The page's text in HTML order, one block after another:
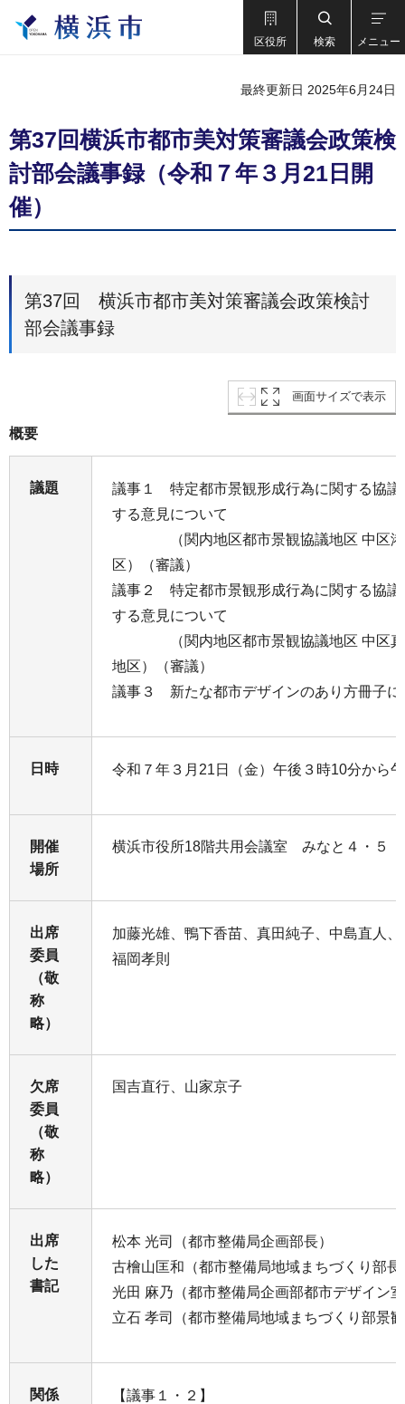
区役所 検索 メニュー
最終更新日 2025年6月24日
第37回横浜市都市美対策審議会政策検
討部会議事録（令和７年３月21日開
催）
第37回 横浜市都市美対策審議会政策検討
部会議事録
画面サイズで表示
概要
議題
議事１ 特定都市景観形成行為に関する協議
する意見について
（関内地区都市景観協議地区 中区港
区）（審議）
議事２ 特定都市景観形成行為に関する協議
する意見について
（関内地区都市景観協議地区 中区真
地区）（審議）
議事３ 新たな都市デザインのあり方冊子に
日時 令和７年３月21日（金）午後３時10分から
開催
場所
横浜市役所18階共用会議室 みなと４・５
出席
委員
（敬
称
略）
加藤光雄、鴨下香苗、真田純子、中島直人
福岡孝則
欠席
委員
（敬
称
略）
国吉直行、山家京子
出席
した
書記
松本 光司（都市整備局企画部長）
古檜山匡和（都市整備局地域まちづくり部長
光田 麻乃（都市整備局企画部都市デザイン
立石 孝司（都市整備局地域まちづくり部景
関係
【議事１・２】